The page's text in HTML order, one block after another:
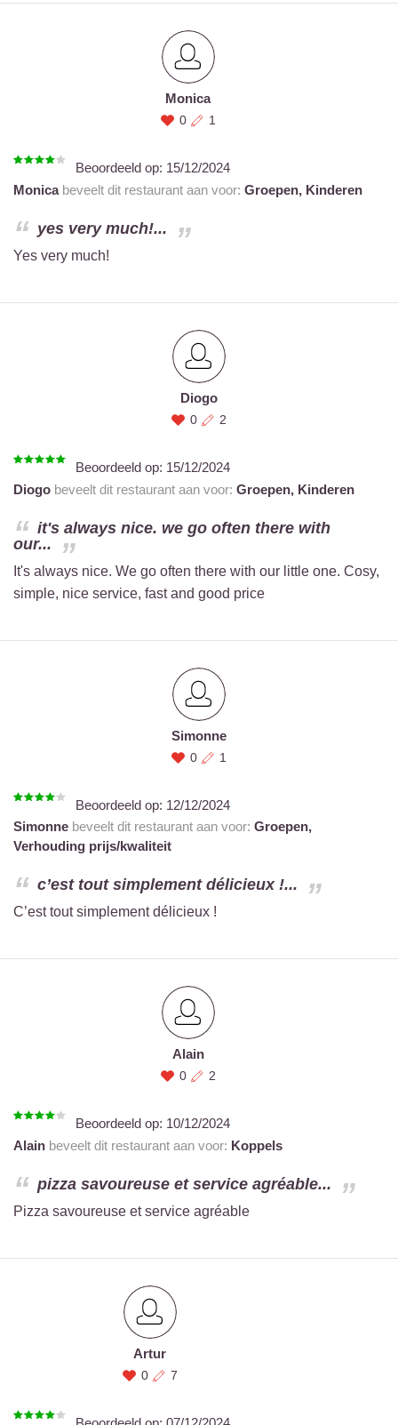
Monica
0 1
Beoordeeld op: 15/12/2024
Monicabeveelt dit restaurant aan voor: Groepen, Kinderen
yes very much!...
Yes very much!
Diogo
0 2
Beoordeeld op: 15/12/2024
Diogo beveelt dit restaurant aan voor: Groepen, Kinderen
it's always nice. we go often there with
our...
It's always nice. We go often there with our little one. Cosy,
simple, nice service, fast and good price
Simonne
0 1
Beoordeeld op: 12/12/2024
Simonne beveelt dit restaurant aan voor: Groepen,
Verhouding prijs/kwaliteit
c’est tout simplement délicieux !...
C’est tout simplement délicieux !
Alain
0 2
Beoordeeld op: 10/12/2024
Alain beveelt dit restaurant aan voor: Koppels
pizza savoureuse et service agréable...
Pizza savoureuse et service agréable
Artur
0 7